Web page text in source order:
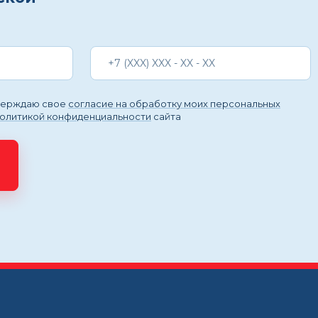
свое согласие на обработку моих персональных
конфиденциальности сайта